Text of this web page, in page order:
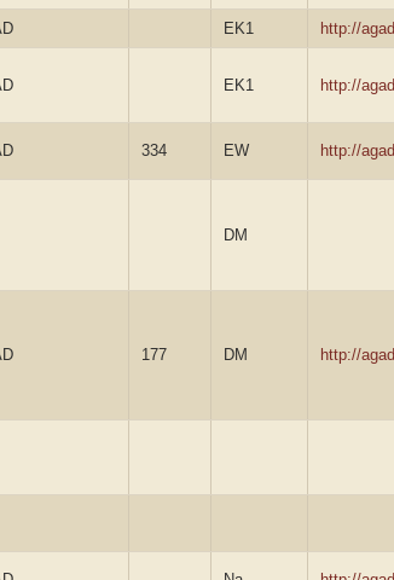
EK1 http://
EK1 http://
334 EW http://
DM
177 DM http://